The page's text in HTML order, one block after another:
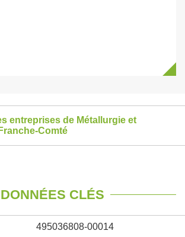
entreprises de Métallurgie et
Comté
DONNÉES CLÉS
495036808-00014